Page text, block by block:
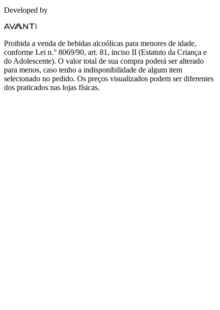
Developed by
Proibida a venda de bebidas alcoólicas para menores de idade,
conforme Lei n.° 8069/90, art. 81, inciso II (Estatuto da Criança e
do Adolescente). O valor total de sua compra poderá ser alterado
para menos, caso tenho a indisponibilidade de algum item
selecionado no pedido. Os preços visualizados podem ser diferentes
dos praticados nas lojas físicas.